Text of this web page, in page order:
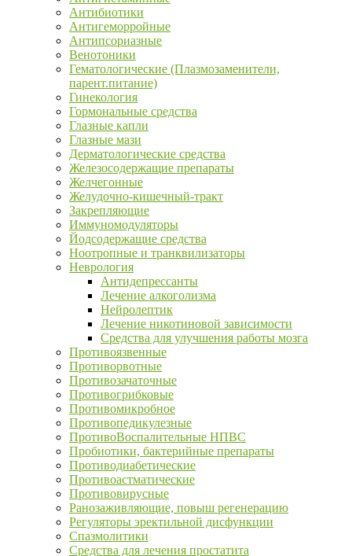
Антибиотики
Антигеморройные
Антипсориазные
Венотоники
Гематологические (Плазмозаменители,
парент.питание)
Гинекология
Гормональные средства
Глазные капли
Глазные мази
Дерматологические средства
Железосодержащие препараты
Желчегонные
Желудочно-кишечный-тракт
Закрепляющие
Иммуномодуляторы
Йодсодержащие средства
Ноотропные и транквилизаторы
Неврология
Антидепрессанты
Лечение алкоголизма
Нейролептик
Лечение никотиновой зависимости
Средства для улучшения работы мозга
Противоязвенные
Противорвотные
Противозачаточные
Противогрибковые
Противомикробное
Противопедикулезные
ПротивоВоспалительные НПВС
Пробиотики, бактерийные препараты
Противодиабетические
Противоастматические
Противовирусные
Ранозаживляющие, повыш регенерацию
Регуляторы эректильной дисфункции
Спазмолитики
Средства для лечения простатита